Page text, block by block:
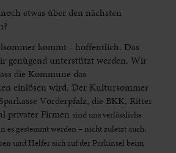
etwas über den nächsten
kommt - hoffentlich. Das
genügend unterstützt werden. Wir
die Kommune das
einlösen wird. Der Kultursommer
Vorderpfalz, die BKK, Ritter
privater Firmen sind uns verlässliche
es gestemmt werden – nichtzuletzt auch,
und Helfer sich auf der Parkinsel beim